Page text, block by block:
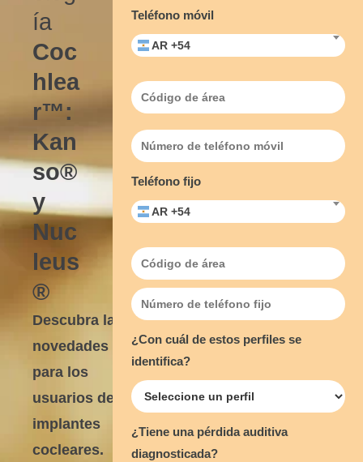
ía
Coc
hlea
r™:
Kan
so®
y
Nuc
leus
®
Descubra las
novedades
para los
usuarios de
implantes
cocleares.
Teléfono móvil
AR +54
Teléfono fijo
AR +54
¿Con cuál de estos perfiles se
identifica?
¿Tiene una pérdida auditiva
diagnosticada?